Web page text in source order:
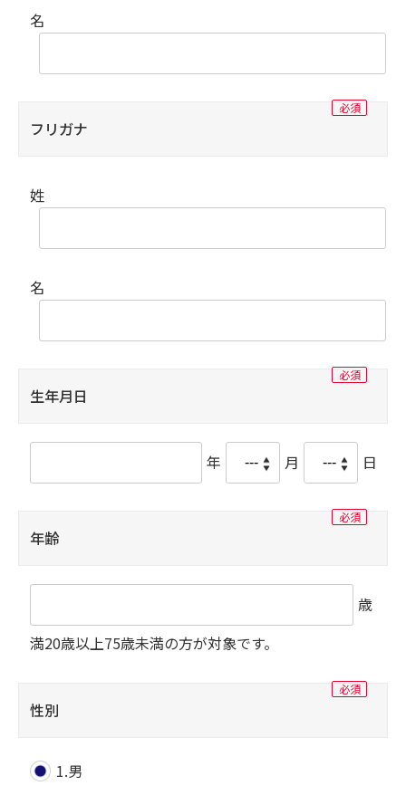
名
フリガナ
姓
名
生年月日
年 月 日
年齢
歳
満20歳以上75歳未満の方が対象です。
性別
1.男